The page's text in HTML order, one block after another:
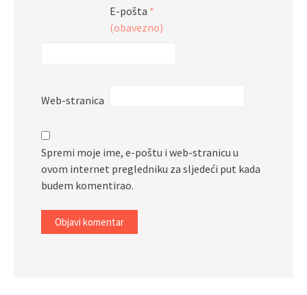
E-pošta *
(obavezno)
Web-stranica
Spremi moje ime, e-poštu i web-stranicu u
ovom internet pregledniku za sljedeći put kada
budem komentirao.